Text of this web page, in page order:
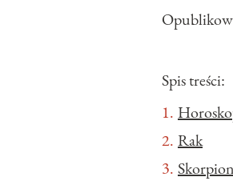
Spis treści:
Rak
Skorpion